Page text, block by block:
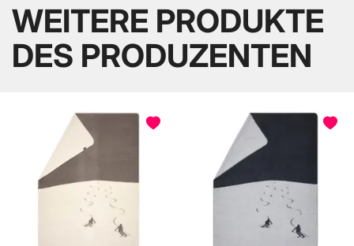
WEITERE PRODUKTE
DES PRODUZENTEN